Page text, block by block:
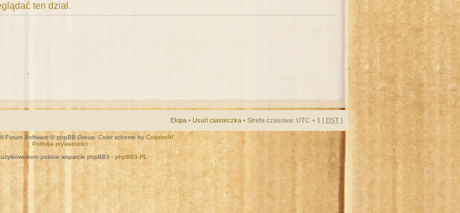
ten dział.
Ekipa • Usuń ciasteczka • Strefa czasowa: UTC + 1 [ DST ]
® Forum Software © phpBB Group. Color scheme by ColorizeIt!
Polityka prywatności
polskie wsparcie phpBB3 - phpBB3.PL